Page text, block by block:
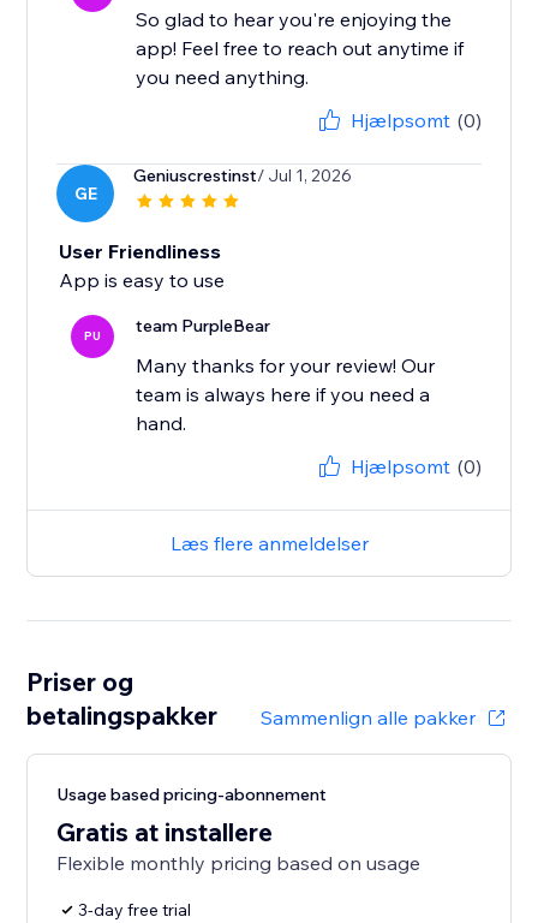
So glad to hear you're enjoying the
app! Feel free to reach out anytime if
you need anything.
Hjælpsomt (0)
GE
Geniuscrestinst/ Jul 1, 2026
User Friendliness
App is easy to use
PU team PurpleBear
Many thanks for your review! Our
team is always here if you need a
hand.
Hjælpsomt (0)
Læs flere anmeldelser
Priser og
betalingspakker
Sammenlign alle pakker
Usage based pricing-abonnement
Gratis at installere
Flexible monthly pricing based on usage
3-day free trial